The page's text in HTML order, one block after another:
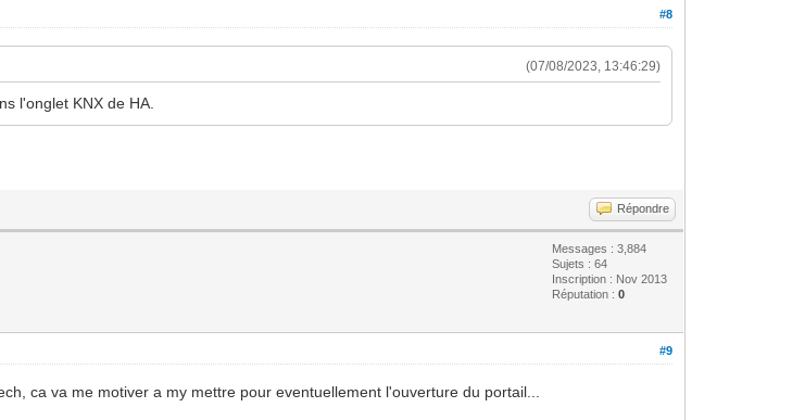
#8
(07/08/2023, 13:46:29)
l'onglet KNX de HA.
Répondre
Messages : 3,884
Sujets : 64
Inscription : Nov 2013
Réputation :0
#9
ca va me motiver a my mettre pour eventuellement l'ouverture du portail...